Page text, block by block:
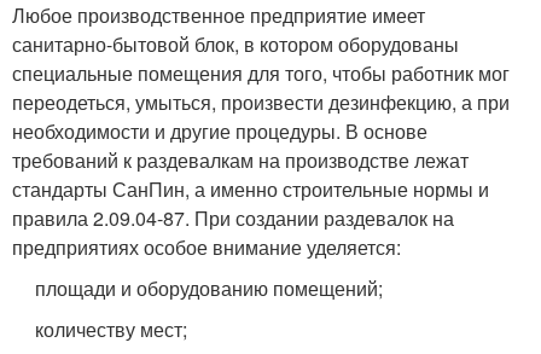
Любое производственное предприятие имеет
санитарно-бытовой блок, в котором оборудованы
специальные помещения для того, чтобы работник мог
переодеться, умыться, произвести дезинфекцию, а при
необходимости и другие процедуры. В основе
требований к раздевалкам на производстве лежат
стандарты СанПин, а именно строительные нормы и
правила 2.09.04-87. При создании раздевалок на
предприятиях особое внимание уделяется:
площади и оборудованию помещений;
количеству мест;